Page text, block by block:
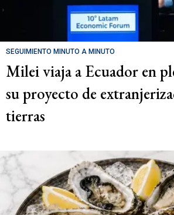
SEGUIMIENTO MINUTO A MINUTO
Milei viaja a Ecuador en
su proyecto de
tierras